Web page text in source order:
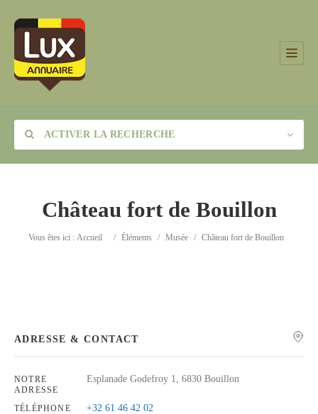
ACTIVER LA RECHERCHE
Catégorie
Château fort de Bouillon
Vous êtes ici : Accueil / Éléments / Musée / Château fort de Bouillon
ADRESSE & CONTACT
NOTRE
ADRESSE
Esplanade Godefroy 1, 6830 Bouillon
TÉLÉPHONE +32 61 46 42 02